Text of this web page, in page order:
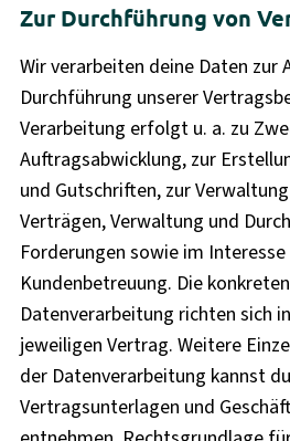
Zur Durchführung von
Wir verarbeiten deine Daten zur
Durchführung unserer
Verarbeitung erfolgt u. a. zu
Auftragsabwicklung, zur
und Gutschriften, zur
Verträgen, Verwaltung und
Forderungen sowie im
Kundenbetreuung. Die
Datenverarbeitung richten sich
jeweiligen Vertrag. Weitere
der Datenverarbeitung kannst
Vertragsunterlagen und